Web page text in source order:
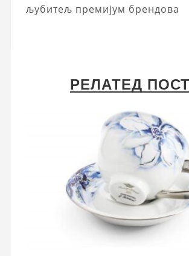
љубитељ премијум брендова
РЕЛАТЕД